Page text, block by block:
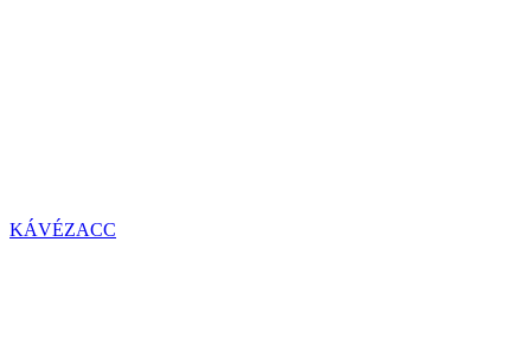
KÁVÉZACC